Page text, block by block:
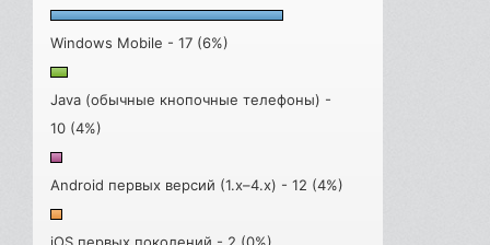
Windows Mobile - 17 (6%)
Java (обычные кнопочные телефоны) -
10 (4%)
Android первых версий (1.x–4.x) - 12 (4%)
iOS первых поколений - 2 (0%)